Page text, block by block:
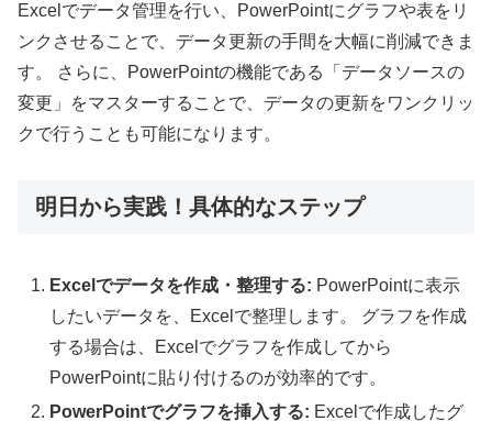
Excelでデータ管理を行い、PowerPointにグラフや表をリ
ンクさせることで、データ更新の手間を大幅に削減できま
す。 さらに、PowerPointの機能である「データソースの
変更」をマスターすることで、データの更新をワンクリッ
クで行うことも可能になります。
明日から実践！具体的なステップ
Excelでデータを作成・整理する: PowerPointに表示
したいデータを、Excelで整理します。 グラフを作成
する場合は、Excelでグラフを作成してから
PowerPointに貼り付けるのが効率的です。
PowerPointでグラフを挿入する: Excelで作成したグ